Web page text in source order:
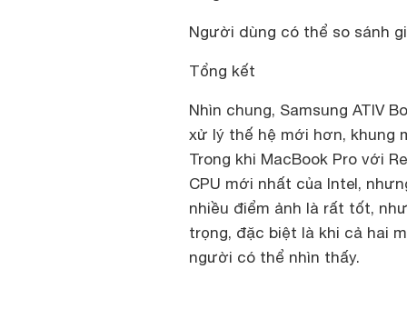
Người dùng có thể so sánh
Tổng kết
Nhìn chung, Samsung ATIV
xử lý thế hệ mới hơn, khung
Trong khi MacBook Pro với
CPU mới nhất của Intel,
nhiều điểm ảnh là rất tốt,
trọng, đặc biệt là khi cả hai
người có thể nhìn thấy.